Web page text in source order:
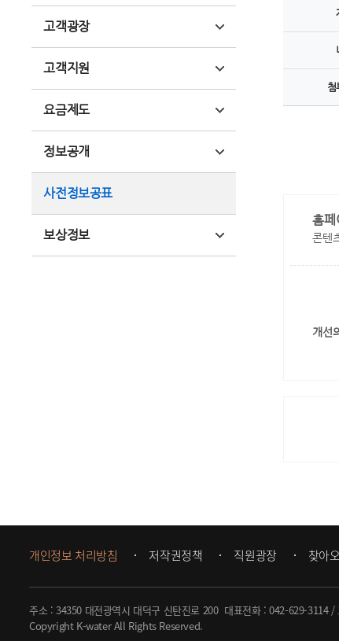
고객광장
고객지원
요금제도
정보공개
사전정보공표
보상정보
첨
홈페
콘텐
개선
개인정보 처리방침 저작권정책 직원광장 찾아
주소 : 34350 대전광역시 대덕구 신탄진로 200 대표전화 :042-629-3114/
Copyright K-water All Rights Reserved.